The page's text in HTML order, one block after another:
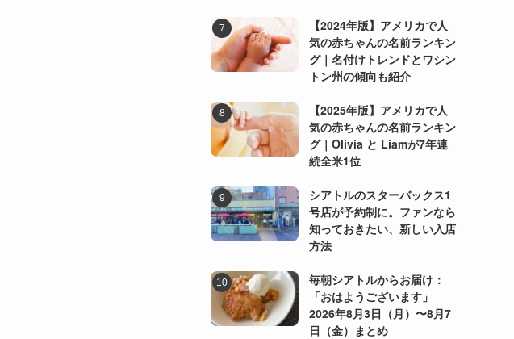
【2024年版】アメリカで人
気の赤ちゃんの名前ランキン
グ｜名付けトレンドとワシン
トン州の傾向も紹介
【2025年版】アメリカで人
気の赤ちゃんの名前ランキン
グ｜Olivia と Liamが7年連
続全米1位
シアトルのスターバックス1
号店が予約制に。ファンなら
知っておきたい、新しい入店
方法
毎朝シアトルからお届け：
「おはようございます」
2026年8月3日（月）〜8月7
日（金）まとめ